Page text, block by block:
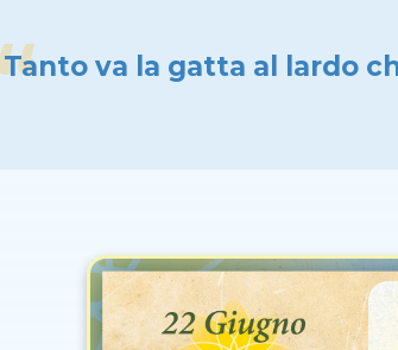
Tanto va la gatta al lardo